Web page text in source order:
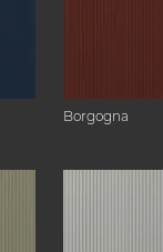
Borgogna